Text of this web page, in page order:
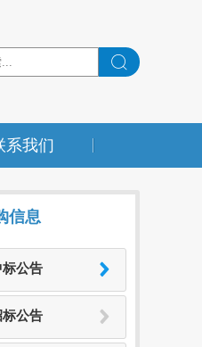

系我们
信息
标公告 
标公告 